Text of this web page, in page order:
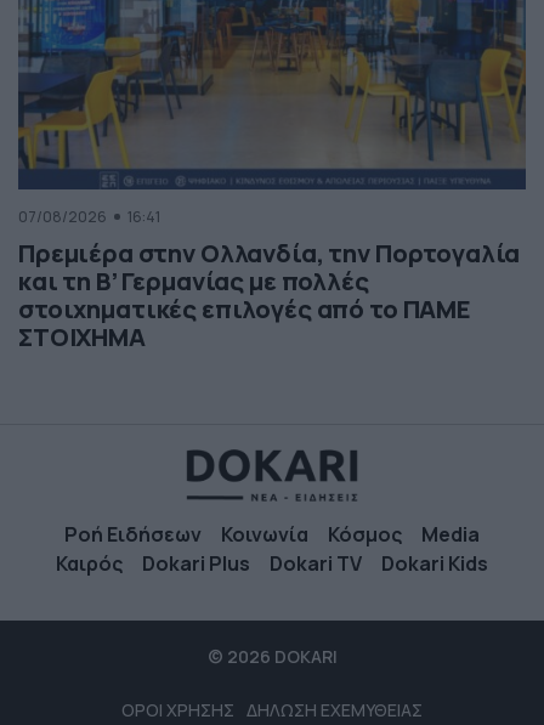
07/08/2026 16:41
Πρεμιέρα στην Ολλανδία, την Πορτογαλία
και τη Β’ Γερμανίας με πολλές
στοιχηματικές επιλογές από το ΠΑΜΕ
ΣΤΟΙΧΗΜΑ
Ροή Ειδήσεων Κοινωνία Κόσμος
Media
Καιρός
Dokari Plus Dokari TV Dokari Kids
© 2026 DOKARI
ΟΡΟΙ ΧΡΗΣΗΣ ΔΗΛΩΣΗ ΕΧΕΜΥΘΕΙΑΣ